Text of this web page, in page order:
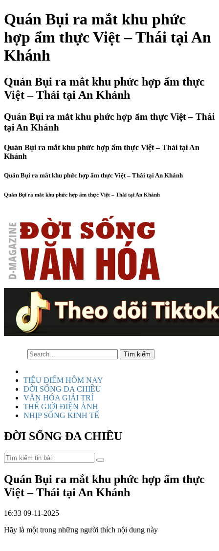
Quán Bụi ra mắt khu phức
hợp ẩm thực Việt – Thái tại An
Khánh
Quán Bụi ra mắt khu phức hợp ẩm thực
Việt – Thái tại An Khánh
Quán Bụi ra mắt khu phức hợp ẩm thực Việt – Thái
tại An Khánh
Quán Bụi ra mắt khu phức hợp ẩm thực Việt – Thái tại An
Khánh
Quán Bụi ra mắt khu phức hợp ẩm thực Việt – Thái tại An Khánh
Quán Bụi ra mắt khu phức hợp ẩm thực Việt – Thái tại An Khánh
TIÊU ĐIỂM HÔM NAY
ĐỜI SỐNG ĐA CHIỀU
VĂN HÓA GIẢI TRÍ
THẾ GIỚI ĐIỆN ẢNH
NHỊP SỐNG KINH TẾ
ĐỜI SỐNG ĐA CHIỀU
Quán Bụi ra mắt khu phức hợp ẩm thực
Việt – Thái tại An Khánh
16:33 09-11-2025
Hãy là một trong những người thích nội dung này